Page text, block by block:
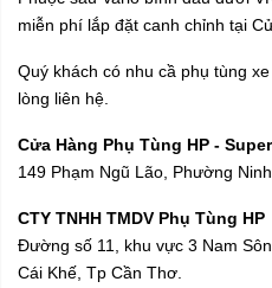
miễn phí lắp đặt canh chỉnh tại
Quý khách có nhu cầ phụ tùng
lòng liên hệ.
Cửa Hàng Phụ Tùng HP -
149 Phạm Ngũ Lão, Phường
CTY TNHH TMDV Phụ Tùng HP
Đường số 11, khu vực 3 Nam
Cái Khế, Tp Cần Thơ.